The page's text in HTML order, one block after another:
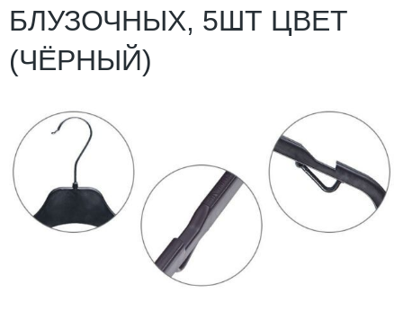
БЛУЗОЧНЫХ, 5ШТ ЦВЕТ
(ЧЁРНЫЙ)